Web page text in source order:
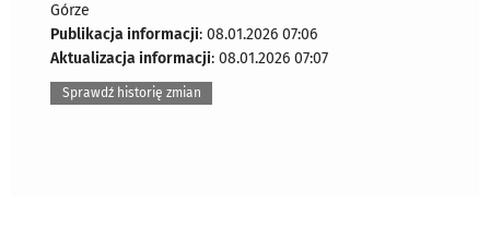
Górze
Publikacja informacji: 08.01.2026 07:06
Aktualizacja informacji: 08.01.2026 07:07
Sprawdź historię zmian